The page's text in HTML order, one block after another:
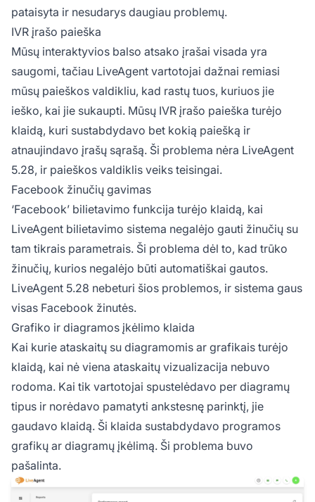
pataisyta ir nesudarys daugiau problemų.
IVR įrašo paieška
Mūsų interaktyvios balso atsako įrašai visada yra
saugomi, tačiau LiveAgent vartotojai dažnai remiasi
mūsų paieškos valdikliu, kad rastų tuos, kuriuos jie
ieško, kai jie sukaupti. Mūsų IVR įrašo paieška turėjo
klaidą, kuri sustabdydavo bet kokią paiešką ir
atnaujindavo įrašų sąrašą. Ši problema nėra LiveAgent
5.28, ir paieškos valdiklis veiks teisingai.
Facebook žinučių gavimas
‘Facebook’ bilietavimo funkcija turėjo klaidą, kai
LiveAgent bilietavimo sistema negalėjo gauti žinučių su
tam tikrais parametrais. Ši problema dėl to, kad trūko
žinučių, kurios negalėjo būti automatiškai gautos.
LiveAgent 5.28 nebeturi šios problemos, ir sistema gaus
visas Facebook žinutės.
Grafiko ir diagramos įkėlimo klaida
Kai kurie ataskaitų su diagramomis ar grafikais turėjo
klaidą, kai nė viena ataskaitų vizualizacija nebuvo
rodoma. Kai tik vartotojai spustelėdavo per diagramų
tipus ir norėdavo pamatyti ankstesnę parinktį, jie
gaudavo klaidą. Ši klaida sustabdydavo programos
grafikų ar diagramų įkėlimą. Ši problema buvo
pašalinta.